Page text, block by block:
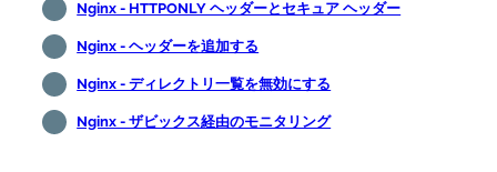
Nginx - HTTPONLY ヘッダーとセキュア ヘッダー
Nginx - ヘッダーを追加する
Nginx - ディレクトリ一覧を無効にする
Nginx - ザビックス経由のモニタリング